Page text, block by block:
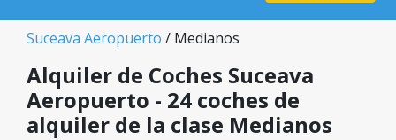
Suceava Aeropuerto / Medianos
Alquiler de Coches Suceava
Aeropuerto - 24 coches de
alquiler de la clase Medianos